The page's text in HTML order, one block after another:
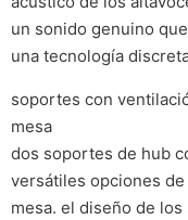
un sonido genuino
una tecnología
soportes con
mesa
dos soportes de hub
versátiles opciones
mesa. el diseño de